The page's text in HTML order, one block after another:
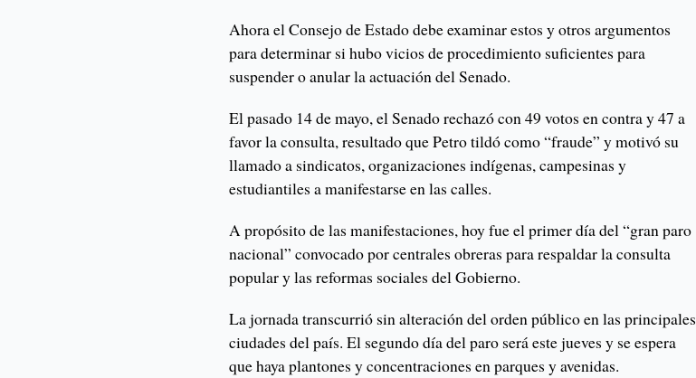
Ahora el Consejo de Estado debe examinar estos y otros argumentos
para determinar si hubo vicios de procedimiento suficientes para
suspender o anular la actuación del Senado.
El pasado 14 de mayo, el Senado rechazó con 49 votos en contra y 47 a
favor la consulta, resultado que Petro tildó como “fraude” y motivó su
llamado a sindicatos, organizaciones indígenas, campesinas y
estudiantiles a manifestarse en las calles.
A propósito de las manifestaciones, hoy fue el primer día del “gran paro
nacional” convocado por centrales obreras para respaldar la consulta
popular y las reformas sociales del Gobierno.
La jornada transcurrió sin alteración del orden público en las principales
ciudades del país. El segundo día del paro será este jueves y se espera
que haya plantones y concentraciones en parques y avenidas.